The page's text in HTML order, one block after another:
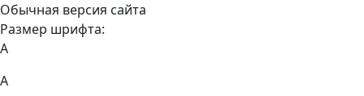
Обычная версия сайта
Размер шрифта:
A
A